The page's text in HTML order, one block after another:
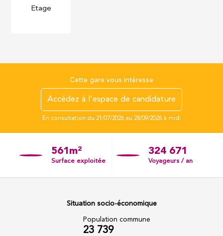
Etage
Cette gare vous intéresse
Accédez à l'espace de candidature
561m²
Surface exploitée
324 671
Voyageurs / an
Situation socio-économique
Population commune
23 739